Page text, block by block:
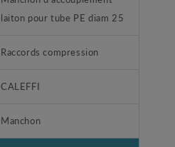
laiton pour tube PE diam 25
Raccords compression
CALEFFI
Manchon